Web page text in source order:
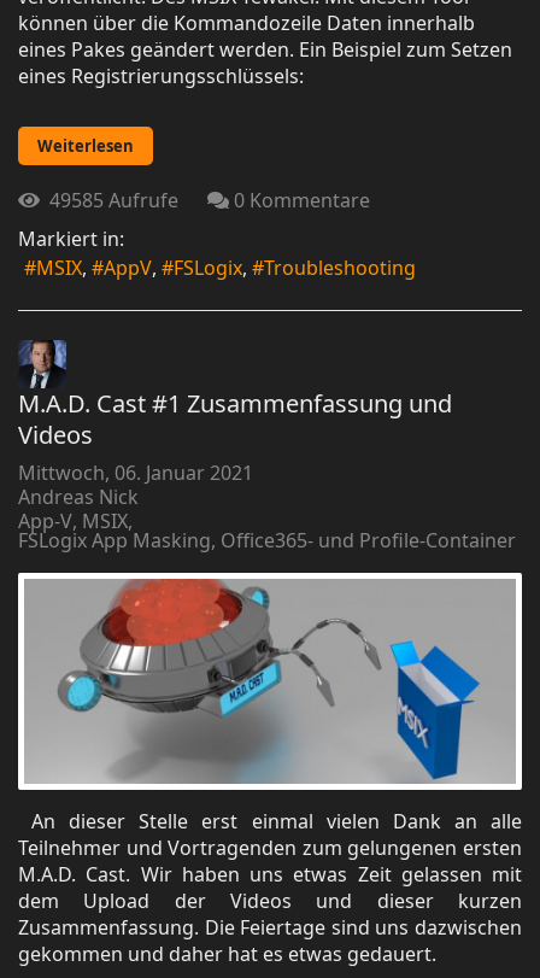
können über die Kommandozeile Daten innerhalb
eines Pakes geändert werden. Ein Beispiel zum Setzen
eines Registrierungsschlüssels:
Weiterlesen
49585 Aufrufe
0 Kommentare
Markiert in:
MSIX
AppV FSLogix Troubleshooting
M.A.D. Cast #1 Zusammenfassung und
Videos
Mittwoch, 06. Januar 2021
Andreas Nick
App-V MSIX
FSLogix App Masking, Office365- und Profile-Container
An dieser Stelle erst einmal vielen Dank an alle
Teilnehmer und Vortragenden zum gelungenen ersten
M.A.D. Cast. Wir haben uns etwas Zeit gelassen mit
dem Upload der Videos und dieser kurzen
Zusammenfassung. Die Feiertage sind uns dazwischen
gekommen und daher hat es etwas gedauert.